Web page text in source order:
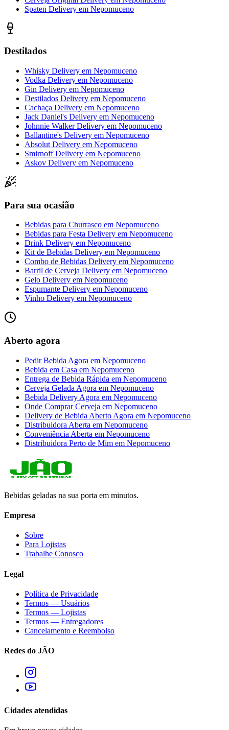
Spaten Delivery em Nepomuceno
Destilados
Whisky Delivery em Nepomuceno
Vodka Delivery em Nepomuceno
Gin Delivery em Nepomuceno
Destilados Delivery em Nepomuceno
Cachaça Delivery em Nepomuceno
Jack Daniel's Delivery em Nepomuceno
Johnnie Walker Delivery em Nepomuceno
Ballantine's Delivery em Nepomuceno
Absolut Delivery em Nepomuceno
Smirnoff Delivery em Nepomuceno
Askov Delivery em Nepomuceno
Para sua ocasião
Bebidas para Churrasco em Nepomuceno
Bebidas para Festa Delivery em Nepomuceno
Drink Delivery em Nepomuceno
Kit de Bebidas Delivery em Nepomuceno
Combo de Bebidas Delivery em Nepomuceno
Barril de Cerveja Delivery em Nepomuceno
Gelo Delivery em Nepomuceno
Espumante Delivery em Nepomuceno
Vinho Delivery em Nepomuceno
Aberto agora
Pedir Bebida Agora em Nepomuceno
Bebida em Casa em Nepomuceno
Entrega de Bebida Rápida em Nepomuceno
Cerveja Gelada Agora em Nepomuceno
Bebida Delivery Agora em Nepomuceno
Onde Comprar Cerveja em Nepomuceno
Delivery de Bebida Aberto Agora em Nepomuceno
Distribuidora Aberta em Nepomuceno
Conveniência Aberta em Nepomuceno
Distribuidora Perto de Mim em Nepomuceno
Bebidas geladas na sua porta em minutos.
Empresa
Sobre
Para Lojistas
Trabalhe Conosco
Legal
Política de Privacidade
Termos — Usuários
Termos — Lojistas
Termos — Entregadores
Cancelamento e Reembolso
Redes do JÃO
Cidades atendidas